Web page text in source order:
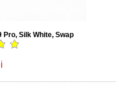
Pro, Silk White, Swap